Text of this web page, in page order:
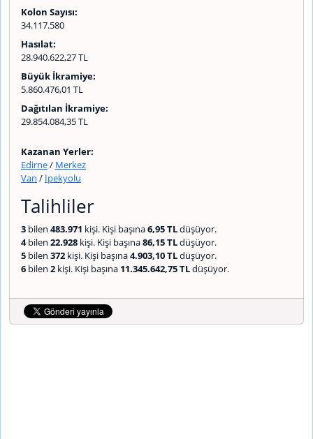
Kolon Sayısı:
34.117.580
Hasılat:
28.940.622,27 TL
Büyük İkramiye:
5.860.476,01 TL
Dağıtılan İkramiye:
29.854.084,35 TL
Kazanan Yerler:
Edirne/ Merkez
Van / İpekyolu
Talihliler
3 bilen 483.971 kişi. Kişi başına6,95 TLdüşüyor.
4bilen 22.928 kişi. Kişi başına86,15 TLdüşüyor.
5 bilen 372 kişi. Kişi başına4.903,10 TLdüşüyor.
6 bilen 2 kişi. Kişi başına 11.345.642,75 TLdüşüyor.